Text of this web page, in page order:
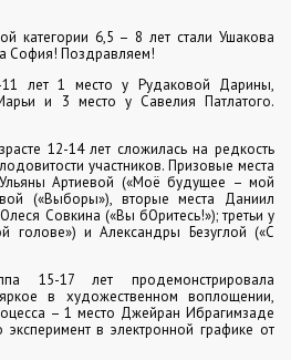
категории 6,5 – 8 лет стали Ушакова
София! Поздравляем!
11 лет 1 место у Рудаковой Дарины,
и 3 место у Савелия Патлатого.
12-14 лет сложилась на редкость
участников. Призовые места
Артиевой («Моё будущее – мой
(«Выборы»), вторые места Даниил
Совкина («Вы бОритесь!»); третьи у
голове») и Александры Безуглой («С
15-17 лет продемонстрировала
в художественном воплощении,
– 1 место Джейран Ибрагимзаде
в электронной графике от